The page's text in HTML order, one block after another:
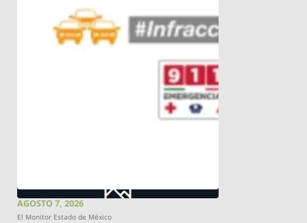
AGOSTO 7, 2026
El Monitor Estado de México